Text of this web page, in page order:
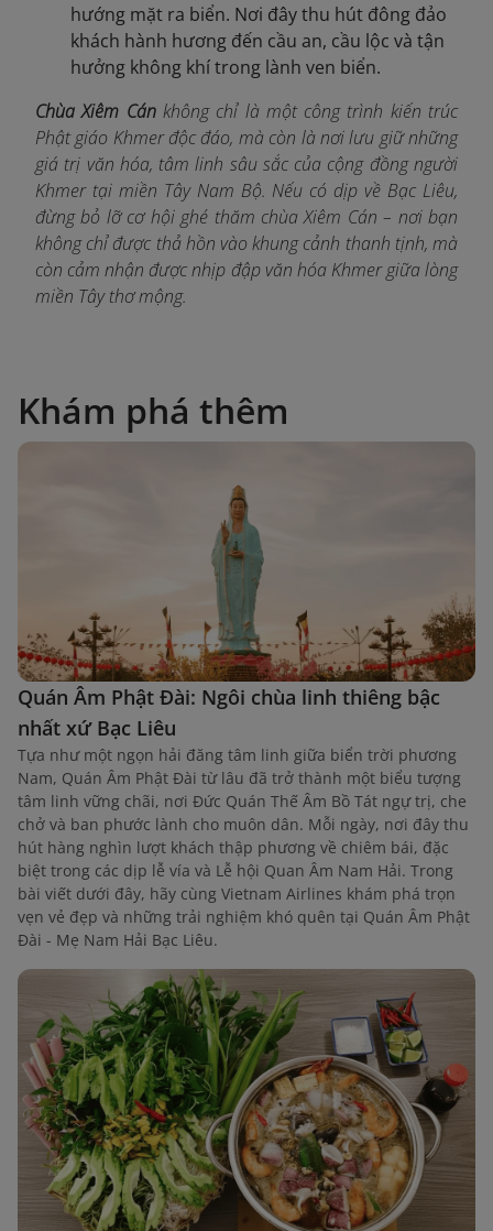
hướng mặt ra biển. Nơi đây thu hút đông đảo
khách hành hương đến cầu an, cầu lộc và tận
hưởng không khí trong lành ven biển.
Chùa Xiêm Cánkhông chỉ là một công trình kiến trúc
Phật giáo Khmer độc đáo, mà còn là nơi lưu giữ những
giá trị văn hóa, tâm linh sâu sắc của cộng đồng người
Khmer tại miền Tây Nam Bộ. Nếu có dịp về Bạc Liêu,
đừng bỏ lỡ cơ hội ghé thăm chùa Xiêm Cán – nơi bạn
không chỉ được thả hồn vào khung cảnh thanh tịnh, mà
còn cảm nhận được nhịp đập văn hóa Khmer giữa lòng
miền Tây thơ mộng.
Khám phá thêm
Quán Âm Phật Đài: Ngôi chùa linh thiêng bậc
nhất xứ Bạc Liêu
Tựa như một ngọn hải đăng tâm linh giữa biển trời phương
Nam, Quán Âm Phật Đài từ lâu đã trở thành một biểu tượng
tâm linh vững chãi, nơi Đức Quán Thế Âm Bồ Tát ngự trị, che
chở và ban phước lành cho muôn dân. Mỗi ngày, nơi đây thu
hút hàng nghìn lượt khách thập phương về chiêm bái, đặc
biệt trong các dịp lễ vía và Lễ hội Quan Âm Nam Hải. Trong
bài viết dưới đây, hãy cùng Vietnam Airlines khám phá trọn
vẹn vẻ đẹp và những trải nghiệm khó quên tại Quán Âm Phật
Đài - Mẹ Nam Hải Bạc Liêu.